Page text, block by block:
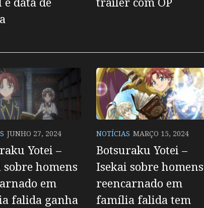
JUNHO 27, 2024
Yotei –
sobre homens
em
falida ganha
NOTÍCIAS MARÇO 15, 2024
Botsuraku Yotei –
Isekai sobre homens
reencarnado em
família falida tem